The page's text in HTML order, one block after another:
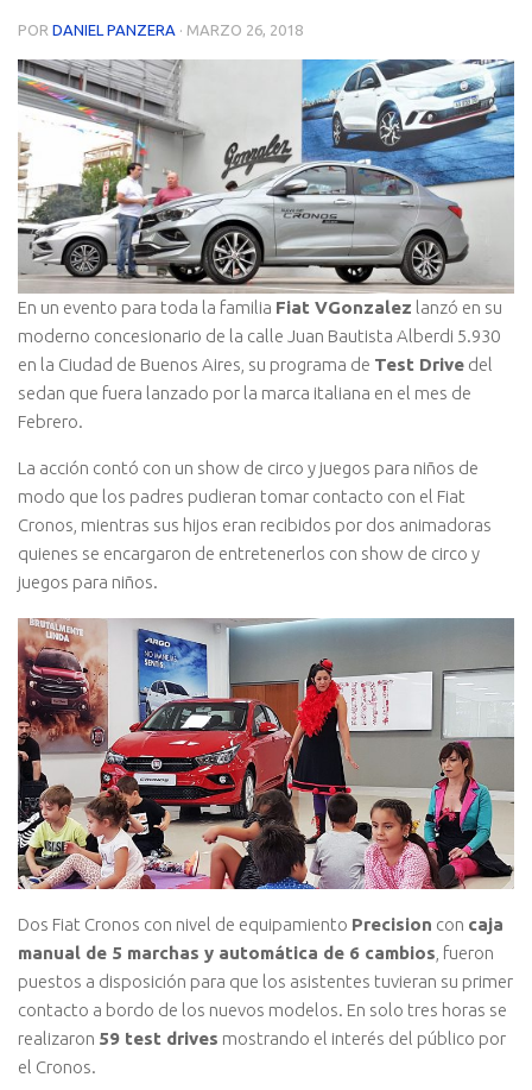
POR DANIEL PANZERA · MARZO 26, 2018
En un evento para toda la familia Fiat VGonzalez lanzó en su
moderno concesionario de la calle Juan Bautista Alberdi 5.930
en la Ciudad de Buenos Aires, su programa de Test Drive del
sedan que fuera lanzado por la marca italiana en el mes de
Febrero.
La acción contó con un show de circo y juegos para niños de
modo que los padres pudieran tomar contacto con el Fiat
Cronos, mientras sus hijos eran recibidos por dos animadoras
quienes se encargaron de entretenerlos con show de circo y
juegos para niños.
Dos Fiat Cronos con nivel de equipamiento Precision con caja
manual de 5 marchas y automática de 6 cambios , fueron
puestos a disposición para que los asistentes tuvieran su primer
contacto a bordo de los nuevos modelos. En solo tres horas se
realizaron 59 test drives mostrando el interés del público por
el Cronos.